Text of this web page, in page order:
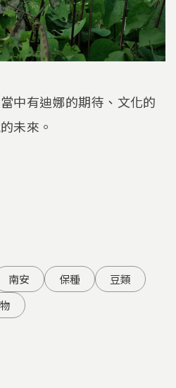
中有迪娜的期待、文化的
未來。
南安 保種
豆類